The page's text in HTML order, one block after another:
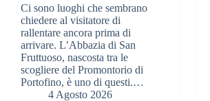
Ci sono luoghi che sembrano
chiedere al visitatore di
rallentare ancora prima di
arrivare. L’Abbazia di San
Fruttuoso, nascosta tra le
scogliere del Promontorio di
Portofino, è uno di questi.…
4 Agosto 2026